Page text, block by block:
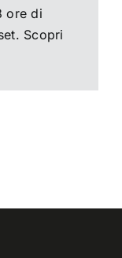
ore di
Scopri